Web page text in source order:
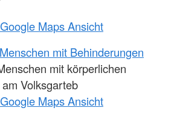
Maps Ansicht
mit Behinderungen
mit körperlichen
Volksgarteb
Maps Ansicht